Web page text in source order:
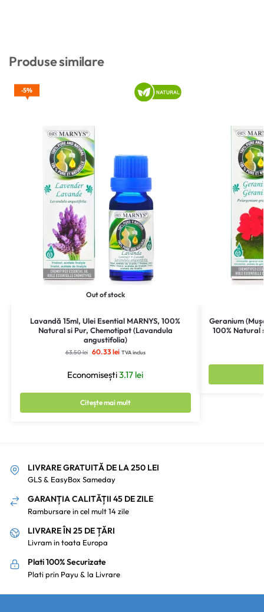
Produse similare
Out of stock
5%
Lavandă 15ml, Ulei Esential MARNYS, 100%
Natural si Pur, Chemotipat (Lavandula
angustifolia)
63.50lei 60.33lei TVA inclus
Economisești3.17 lei
Citește mai mult
Geranium
100% Natural
LIVRARE GRATUITĂ DE LA 250 LEI
GLS & EasyBox Sameday
GARANȚIA CALITĂȚII 45 DE ZILE
Rambursare in cel mult 14 zile
LIVRARE ÎN 25 DE ȚĂRI
Livram in toata Europa
Plati 100% Securizate
Plati prin Payu & la Livrare